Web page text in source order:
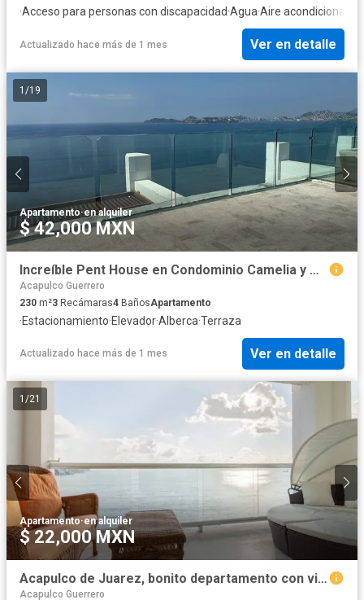
·Acceso para personas con discapacidad·Agua·Aire acondicionado
Actualizado hace más de 1 mes Ver en detalle
1 /19
Apartamento·en alquiler
$ 42,000 MXN
Increíble Pent House en Condominio Camelia y Magnolia
Acapulco Guerrero
230 m²3 Recámaras4 BañosApartamento
·Estacionamiento·Elevador·Alberca·Terraza
Actualizado hace más de 1 mes Ver en detalle
1 /21
Apartamento·en alquiler
$ 22,000 MXN
Acapulco de Juarez, bonito departamento con vista al mar
Acapulco Guerrero